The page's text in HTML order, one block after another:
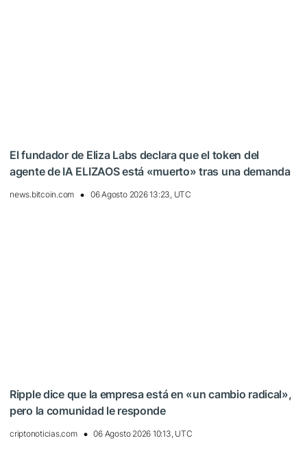
El fundador de Eliza Labs declara que el token del
agente de IA ELIZAOS está «muerto» tras una demanda
news.bitcoin.com 06 Agosto 2026 13:23, UTC
Ripple dice que la empresa está en «un cambio radical»,
pero la comunidad le responde
criptonoticias.com 06 Agosto 2026 10:13, UTC